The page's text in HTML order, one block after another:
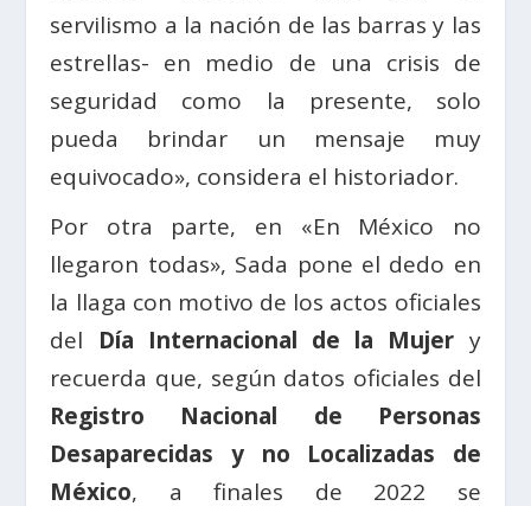
servilismo a la nación de las barras y las
estrellas- en medio de una crisis de
seguridad como la presente, solo
pueda brindar un mensaje muy
equivocado», considera el historiador.
Por otra parte, en «En México no
llegaron todas», Sada pone el dedo en
la llaga con motivo de los actos oficiales
del Día Internacional de la Mujer y
recuerda que, según datos oficiales del
Registro Nacional de Personas
Desaparecidas y no Localizadas de
México, a finales de 2022 se